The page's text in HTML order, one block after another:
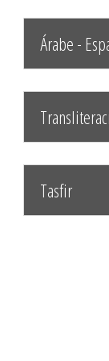
Árabe -
Tasfir